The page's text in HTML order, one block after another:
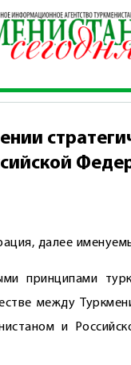
об углублении
далее
принципами
между
и